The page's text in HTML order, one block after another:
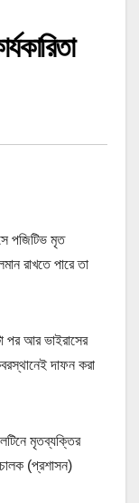
পজিটিভ মৃত
রাখতে পারে তা
পর আর ভাইরাসের
দাফন করা
মৃতব্যক্তির
(প্রশাসন)